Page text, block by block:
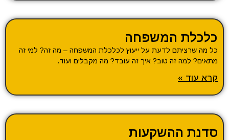
כלכלת המשפחה
כל מה שרציתם לדעת על ייעוץ לכלכלת המשפחה – מה זה? למי זה
מתאים? למה זה טוב? איך זה עובד? מה מקבלים ועוד.
קרא עוד »
סדנת ההשקעות